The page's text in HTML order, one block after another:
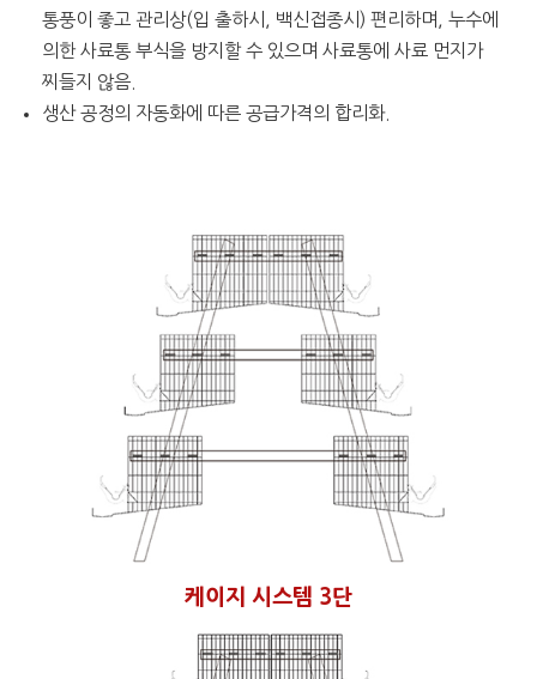
통풍이 좋고 관리상(입 출하시, 백신접종시) 편리하며, 누수에
의한 사료통 부식을 방지할 수 있으며 사료통에 사료 먼지가
찌들지 않음.
생산 공정의 자동화에 따른 공급가격의 합리화.
케이지 시스템 3단